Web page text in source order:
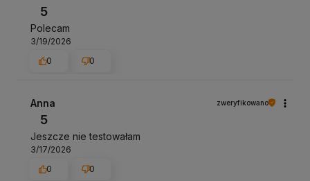
5
Polecam
3/19/2026
0
0
Anna zweryfikowano
5
Jeszcze nie testowałam
3/17/2026
0
0